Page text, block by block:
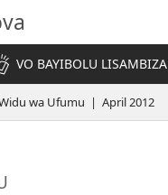
VO BAYIBOLU LISAMBIZA
wa Ufumu | April 2012